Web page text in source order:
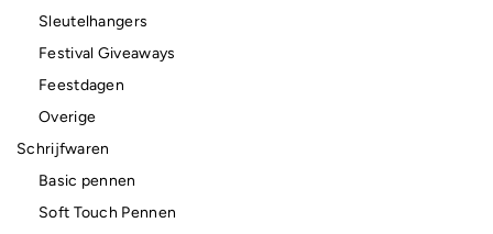
Sleutelhangers
Festival Giveaways
Feestdagen
Overige
Schrijfwaren
Basic pennen
Soft Touch Pennen